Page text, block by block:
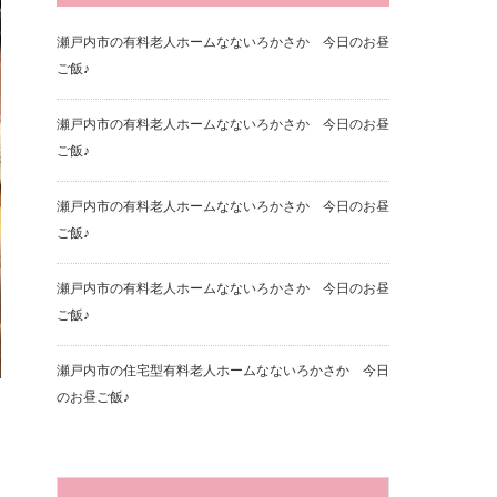
瀬戸内市の有料老人ホームなないろかさか 今日のお昼
ご飯♪
瀬戸内市の有料老人ホームなないろかさか 今日のお昼
ご飯♪
瀬戸内市の有料老人ホームなないろかさか 今日のお昼
ご飯♪
瀬戸内市の有料老人ホームなないろかさか 今日のお昼
ご飯♪
瀬戸内市の住宅型有料老人ホームなないろかさか 今日
のお昼ご飯♪